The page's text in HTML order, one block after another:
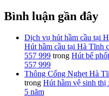
Bình luận gần đây
Dịch vụ hút hầm cầu tại
Hút hầm cầu tại Hà Tĩnh
557 999 trong Hút bể
557 999
Thông Cống Nghẹt Hà
trong Hút hầm vệ sinh thị
5 năm